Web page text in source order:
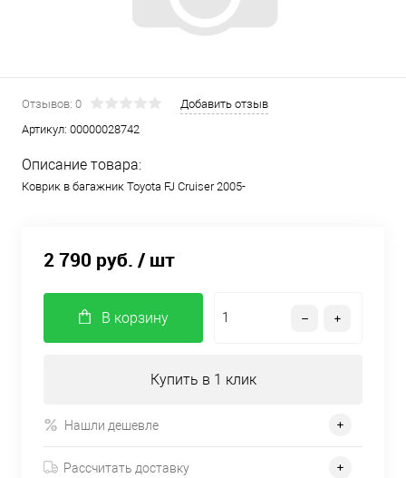
Отзывов: 0
Добавить отзыв
Артикул: 00000028742
Описание товара:
Коврик в багажник Toyota FJ Cruiser 2005-
2 790 руб. / шт
В корзину
Купить в 1 клик
Нашли дешевле
Рассчитать доставку